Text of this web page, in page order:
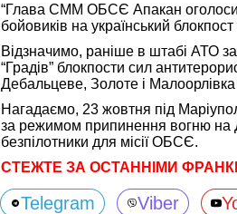
“Глава СММ ОБСЄ Апакан оголосив,
бойовиків на український
Відзначимо, раніше в штабі АТО
“Градів” блокпости сил
Дебальцеве, Золоте і
Нагадаємо, 23 жовтня під
за режимом припинення вогню на
безпілотники для місії ОБСЄ.
СТЕЖТЕ ЗА ОСТАННІМИ
Telegram Viber